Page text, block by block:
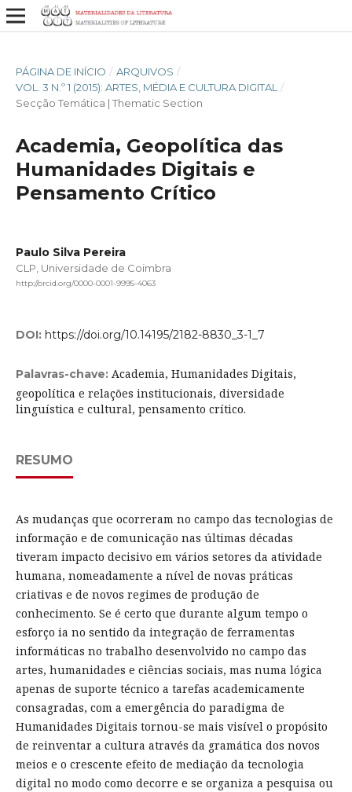
PÁGINA DE INÍCIO / ARQUIVOS /
VOL. 3 N.º 1 (2015): ARTES, MÉDIA E CULTURA DIGITAL
/
Secção Temática | Thematic Section
Academia, Geopolítica das
Humanidades Digitais e
Pensamento Crítico
Paulo Silva Pereira
CLP, Universidade de Coimbra
http://orcid.org/0000-0001-9995-4063
DOI: https://doi.org/10.14195/2182-8830_3-1_7
Palavras-chave: Academia, Humanidades Digitais,
geopolítica e relações institucionais, diversidade
linguística e cultural, pensamento crítico.
RESUMO
As mudanças que ocorreram no campo das tecnologias de
informação e de comunicação nas últimas décadas
tiveram impacto decisivo em vários setores da atividade
humana, nomeadamente a nível de novas práticas
criativas e de novos regimes de produção de
conhecimento. Se é certo que durante algum tempo o
esforço ia no sentido da integração de ferramentas
informáticas no trabalho desenvolvido no campo das
artes, humanidades e ciências sociais, mas numa lógica
apenas de suporte técnico a tarefas academicamente
consagradas, com a emergência do paradigma de
Humanidades Digitais tornou-se mais visível o propósito
de reinventar a cultura através da gramática dos novos
meios e o crescente efeito de mediação da tecnologia
digital no modo como decorre e se organiza a pesquisa ou